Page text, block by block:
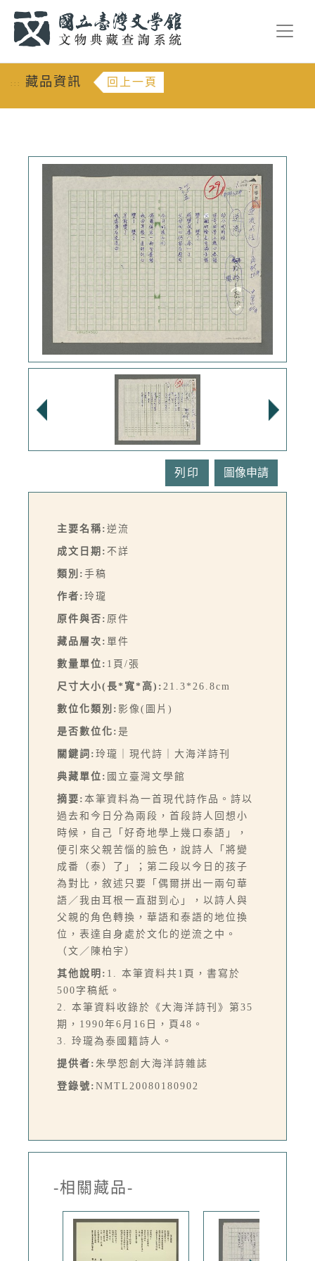
::: 藏品資訊 回上一頁
列印
主要名稱: 逆流
成文日期: 不詳
類別: 手稿
作者: 玲瓏
原件與否: 原件
藏品層次: 單件
數量單位: 1頁/張
尺寸大小(長*寬*高): 21.3*26.8cm
數位化類別: 影像(圖片)
是否數位化: 是
關鍵詞: 玲瓏｜現代詩｜大海洋詩刊
典藏單位: 國立臺灣文學館
摘要: 本筆資料為一首現代詩作品。詩以
過去和今日分為兩段，首段詩人回想小
時候，自己「好奇地學上幾口泰語」，
便引來父親苦惱的臉色，說詩人「將變
成番（泰）了」；第二段以今日的孩子
為對比，敘述只要「偶爾拼出一兩句華
語／我由耳根一直甜到心」，以詩人與
父親的角色轉換，華語和泰語的地位換
位，表達自身處於文化的逆流之中。
（文／陳柏宇）
其他說明: 1. 本筆資料共1頁，書寫於
500字稿紙。
2. 本筆資料收錄於《大海洋詩刊》第35
期，1990年6月16日，頁48。
3. 玲瓏為泰國籍詩人。
提供者: 朱學恕創大海洋詩雜誌
登錄號: NMTL20080180902
-相關藏品-